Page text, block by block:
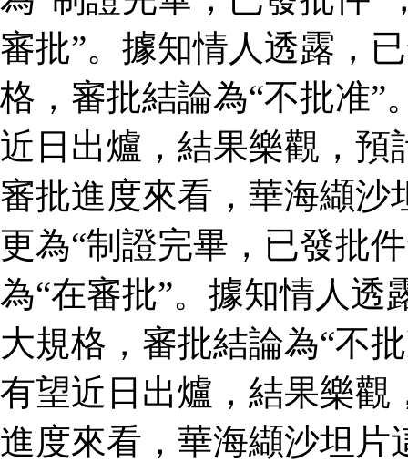
審批”。據知情人透露，
格，審批結論為“不批准”
近日出爐，結果樂觀，
審批進度來看，華海纈沙
更為“制證完畢，已發批
為“在審批”。據知情人透
大規格，審批結論為“不
有望近日出爐，結果樂觀
進度來看，華海纈沙坦片